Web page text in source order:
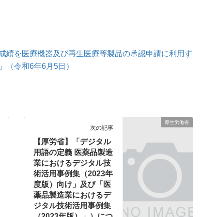
績を医療機器及び再生医療等製品の承認申請に利用す
（令和6年6月5日）
厚生労働省
次の記事
【厚労省】「デジタル
用語の定義 医薬品製造
業におけるデジタル技
術活用事例集（2023年
度版）向け」及び「医
薬品製造業におけるデ
ジタル技術活用事例集